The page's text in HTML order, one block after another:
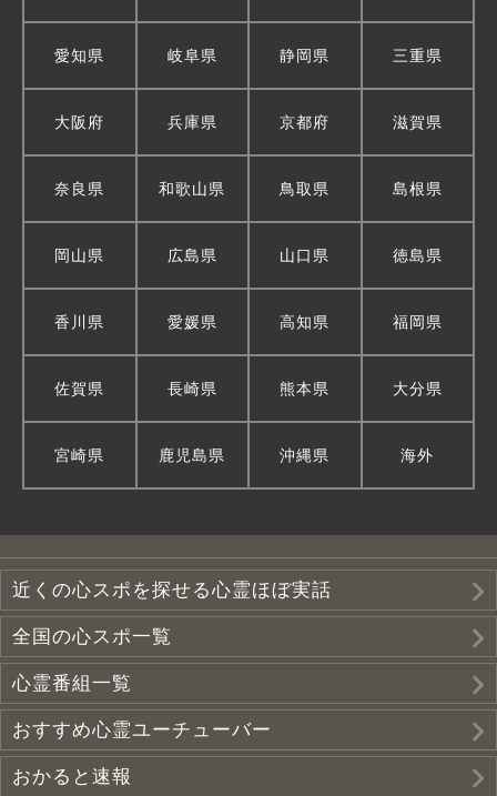
愛知県 岐阜県 静岡県 三重県
大阪府 兵庫県 京都府 滋賀県
奈良県 和歌山県 鳥取県 島根県
岡山県 広島県 山口県 徳島県
香川県 愛媛県 高知県 福岡県
佐賀県 長崎県 熊本県 大分県
宮崎県 鹿児島県 沖縄県 海外
近くの心スポを探せる心霊ほぼ実話
全国の心スポ一覧
心霊番組一覧
おすすめ心霊ユーチューバー
おかると速報